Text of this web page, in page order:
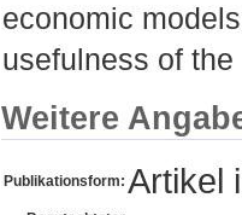
economic
usefulness of
Weitere
Publikationsform: Artikel